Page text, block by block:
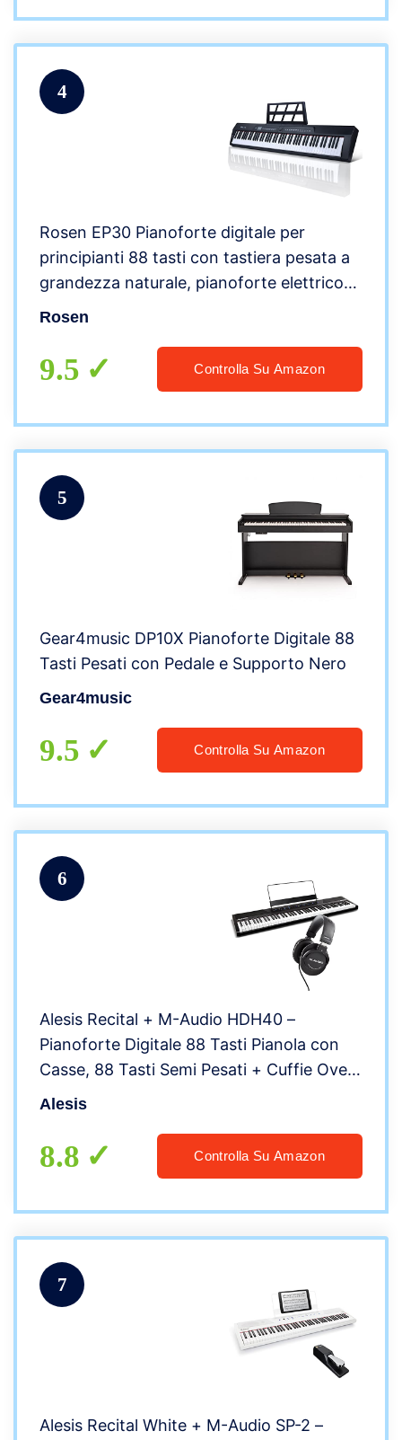
4
Rosen EP30 Pianoforte digitale per
principianti 88 tasti con tastiera pesata a
grandezza naturale, pianoforte elettrico
con pedale Sustain, alimentatore, 2
Rosen
9.5 Controlla Su Amazon
5
Gear4music DP10X Pianoforte Digitale 88
Tasti Pesati con Pedale e Supporto Nero
Gear4music
9.5 Controlla Su Amazon
6
Alesis Recital + M-Audio HDH40 –
Pianoforte Digitale 88 Tasti Pianola con
Casse, 88 Tasti Semi Pesati + Cuffie Over
Ear chiuse con archetto flessibile e cavo
Alesis
8.8 Controlla Su Amazon
7
Alesis Recital White + M-Audio SP-2 –